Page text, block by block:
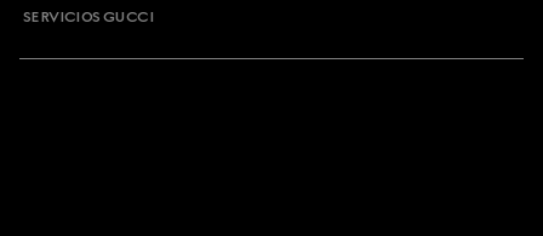
SERVICIOS GUCCI